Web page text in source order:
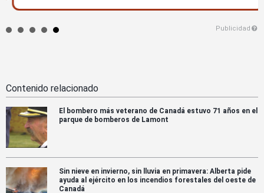
Publicidad
Contenido relacionado
El bombero más veterano de Canadá estuvo 71 años en el
parque de bomberos de Lamont
Sin nieve en invierno, sin lluvia en primavera: Alberta pide
ayuda al ejército en los incendios forestales del oeste de
Canadá